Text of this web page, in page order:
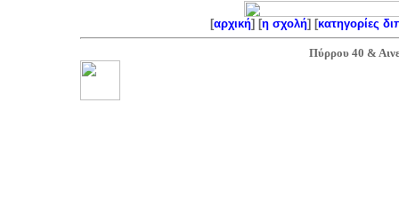
[αρχική] [η σχολή] [κατηγορίες
Πύρρου 40 &